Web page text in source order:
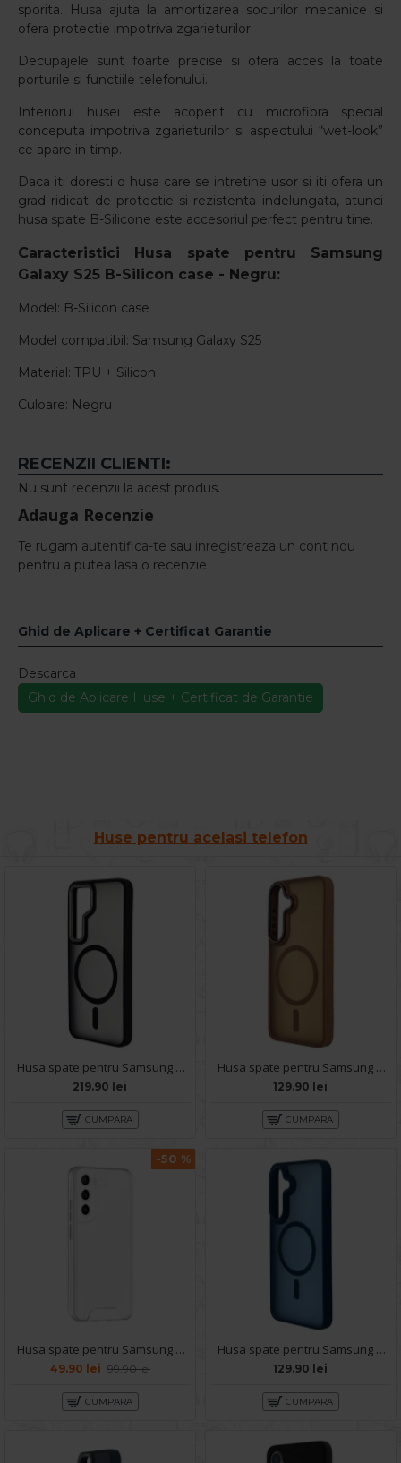
sporita. Husa ajuta la amortizarea socurilor mecanice si
ofera protectie impotriva zgarieturilor.
Decupajele sunt foarte precise si ofera acces la toate
porturile si functiile telefonului.
Interiorul husei este acoperit cu microfibra special
conceputa impotriva zgarieturilor si aspectului “wet-look”
ce apare in timp.
Daca iti doresti o husa care se intretine usor si iti ofera un
grad ridicat de protectie si rezistenta indelungata, atunci
husa spate B-Silicone este accesoriul perfect pentru tine.
Caracteristici Husa spate pentru Samsung
Galaxy S25 B-Silicon case - Negru:
Model: B-Silicon case
Model compatibil: Samsung Galaxy S25
Material: TPU + Silicon
Culoare: Negru
RECENZII CLIENTI:
Nu sunt recenzii la acest produs.
Adauga Recenzie
Te rugam autentifica-te sau inregistreaza un cont nou
pentru a putea lasa o recenzie
Ghid de Aplicare + Certificat Garantie
Descarca
Ghid de Aplicare Huse + Certificat de Garantie
Huse pentru acelasi telefon
Husa spate pentru Samsung Galaxy S25 Berlia Matte Magsafe - Semitransparent/Negru
219.90 lei
CUMPARA
Husa spate pentru Samsung Galaxy S25 Matte Case Magsafe - Semitransparent/Auriu
129.90 lei
CUMPARA
-50 %
Husa spate pentru Samsung Galaxy S25 - Space Case
49.90 lei 99.90 lei
CUMPARA
Husa spate pentru Samsung Galaxy S25 Matte Case Magsafe - Semitransparent/Albastru
129.90 lei
CUMPARA